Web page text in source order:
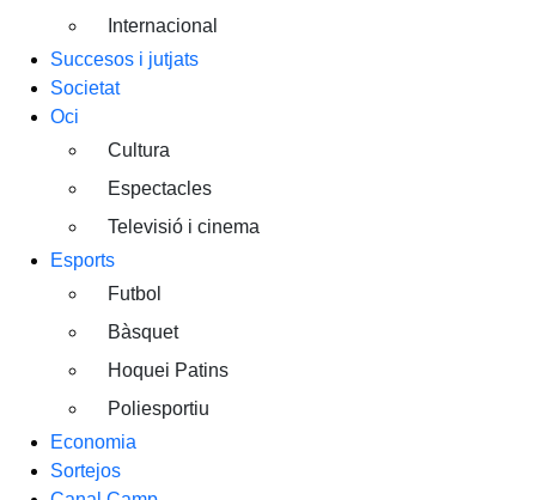
Internacional
Succesos i jutjats
Societat
Oci
Cultura
Espectacles
Televisió i cinema
Esports
Futbol
Bàsquet
Hoquei Patins
Poliesportiu
Economia
Sortejos